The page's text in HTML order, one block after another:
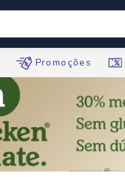
Promoções